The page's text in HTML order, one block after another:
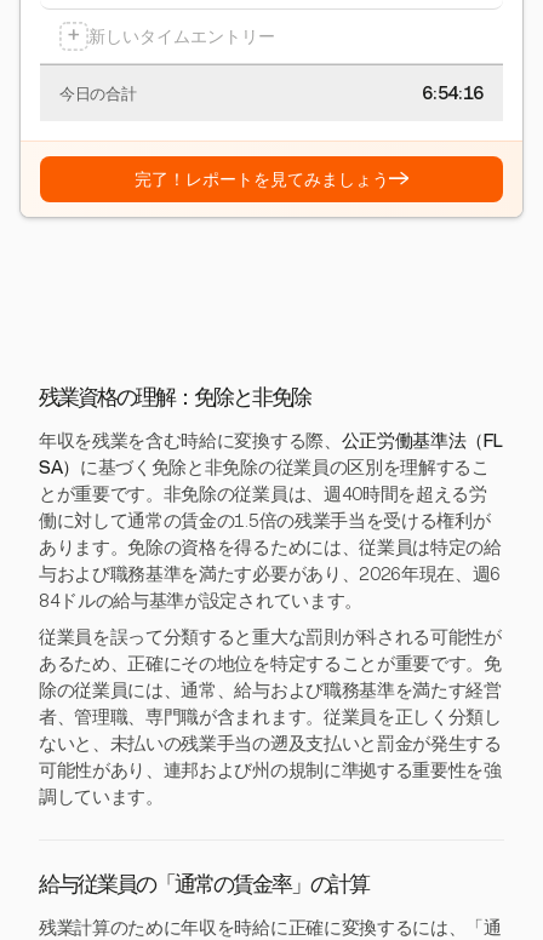
+ 新しいタイムエントリー
今日の合計 6:54:17
完了！レポートを見てみましょう→
残業資格の理解：免除と非免除
年収を残業を含む時給に変換する際、 公正労働基準法（FL
SA） に基づく免除と非免除の従業員の区別を理解するこ
とが重要です。非免除の従業員は、週40時間を超える労
働に対して通常の賃金の1.5倍の残業手当を受ける権利が
あります。免除の資格を得るためには、従業員は特定の給
与および職務基準を満たす必要があり、2026年現在、週6
84ドルの給与基準が設定されています。
従業員を誤って分類すると重大な罰則が科される可能性が
あるため、正確にその地位を特定することが重要です。免
除の従業員には、通常、給与および職務基準を満たす経営
者、管理職、専門職が含まれます。従業員を正しく分類し
ないと、未払いの残業手当の遡及支払いと罰金が発生する
可能性があり、連邦および州の規制に準拠する重要性を強
調しています。
給与従業員の「通常の賃金率」の計算
残業計算のために年収を時給に正確に変換するには、「通